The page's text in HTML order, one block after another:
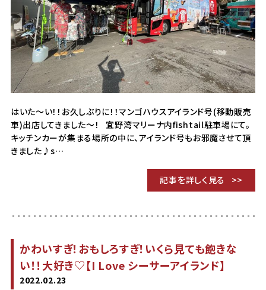
はいた～い！！お久しぶりに！！マンゴハウスアイランド号(移動販売
車)出店してきました～！ 宜野湾マリーナ内fishtail駐車場にて。
キッチンカーが集まる場所の中に、アイランド号もお邪魔させて頂
きました♪s…
記事を詳しく見る
かわいすぎ！おもしろすぎ！いくら見ても飽きな
い！！大好き♡【I Love シーサーアイランド】
2022.02.23